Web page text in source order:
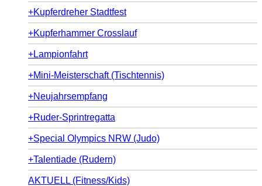
+Kupferdreher Stadtfest
+Kupferhammer Crosslauf
+Lampionfahrt
+Mini-Meisterschaft (Tischtennis)
+Neujahrsempfang
+Ruder-Sprintregatta
+Special Olympics NRW (Judo)
+Talentiade (Rudern)
AKTUELL (Fitness/Kids)